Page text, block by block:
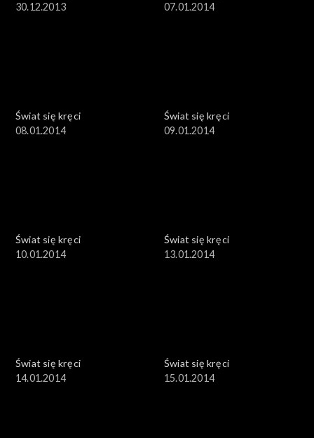
30.12.2013
07.01.2014
Świat się kręci
08.01.2014
Świat się kręci
09.01.2014
Świat się kręci
10.01.2014
Świat się kręci
13.01.2014
Świat się kręci
14.01.2014
Świat się kręci
15.01.2014